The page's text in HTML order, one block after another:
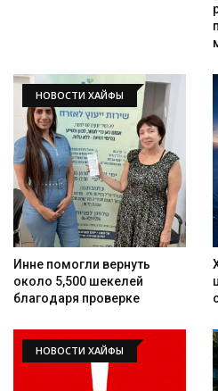
НОВОСТИ ХАЙФЫ
Инне помогли вернуть
около 5,500 шекелей
благодаря проверке
НОВОСТИ ХАЙФЫ